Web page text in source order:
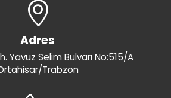
Adres
Yavuz Selim Bulvarı No:515/A
Trabzon